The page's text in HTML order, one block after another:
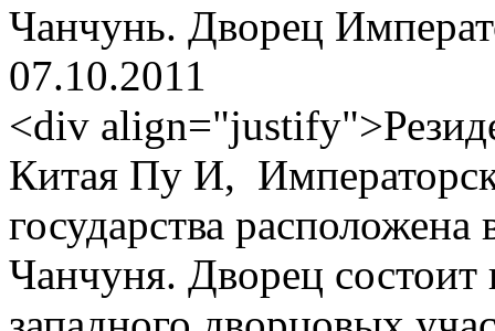
Чанчунь. Дворец
07.10.2011
<div
Китая Пу И,
государства расположена
Чанчуня. Дворец состоит